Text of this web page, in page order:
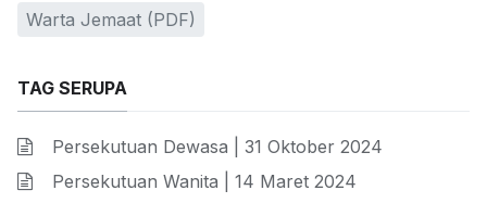
Warta Jemaat (PDF)
TAG SERUPA
Persekutuan Dewasa | 31 Oktober 2024
Persekutuan Wanita | 14 Maret 2024